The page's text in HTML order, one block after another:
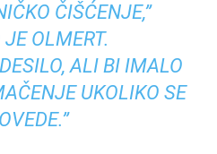
ČIŠĆENJE,”
OLMERT.
ALI BI IMALO
UKOLIKO SE